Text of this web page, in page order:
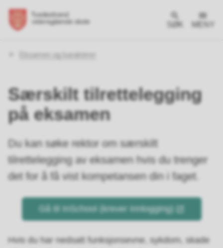
SØK MENY
Eksamen og karakterer
Særskilt tilrettelegging
på eksamen
Du kan søke rektor om særskilt
tilrettelegging av eksamen hvis du trenger
det for å få vist kompetansen din i faget.
Gå til InSchool (krever innlogging)
Hvis du har nedsatt funksjonsevne, sykdom, skade